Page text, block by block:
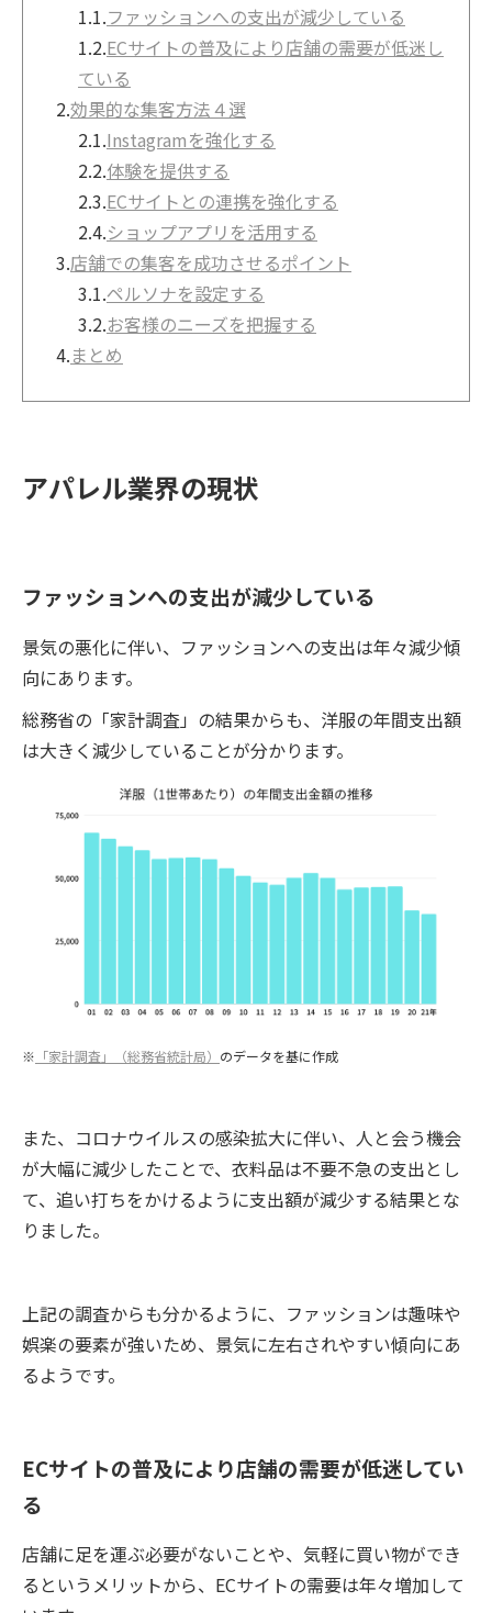
1.1.ファッションへの支出が減少している
1.2.ECサイトの普及により店舗の需要が低迷し
ている
2.効果的な集客方法４選
2.1.Instagramを強化する
2.2.体験を提供する
2.3.ECサイトとの連携を強化する
2.4.ショップアプリを活用する
3.店舗での集客を成功させるポイント
3.1.ペルソナを設定する
3.2.お客様のニーズを把握する
4.まとめ
アパレル業界の現状
ファッションへの支出が減少している
景気の悪化に伴い、ファッションへの支出は年々減少傾
向にあります。
総務省の「家計調査」の結果からも、洋服の年間支出額
は大きく減少していることが分かります。
※ 「家計調査」（総務省統計局） のデータを基に作成
また、コロナウイルスの感染拡大に伴い、人と会う機会
が大幅に減少したことで、衣料品は不要不急の支出とし
て、追い打ちをかけるように支出額が減少する結果とな
りました。
上記の調査からも分かるように、ファッションは趣味や
娯楽の要素が強いため、景気に左右されやすい傾向にあ
るようです。
ECサイトの普及により店舗の需要が低迷してい
る
店舗に足を運ぶ必要がないことや、気軽に買い物ができ
るというメリットから、ECサイトの需要は年々増加して